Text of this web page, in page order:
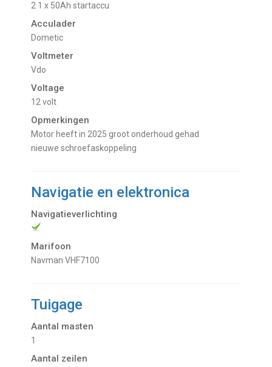
2 1 x 50Ah startaccu
Acculader
Dometic
Voltmeter
Vdo
Voltage
12 volt
Opmerkingen
Motor heeft in 2025 groot onderhoud gehad
nieuwe schroefaskoppeling
Navigatie en elektronica
Navigatieverlichting
Marifoon
Navman VHF7100
Tuigage
Aantal masten
1
Aantal zeilen